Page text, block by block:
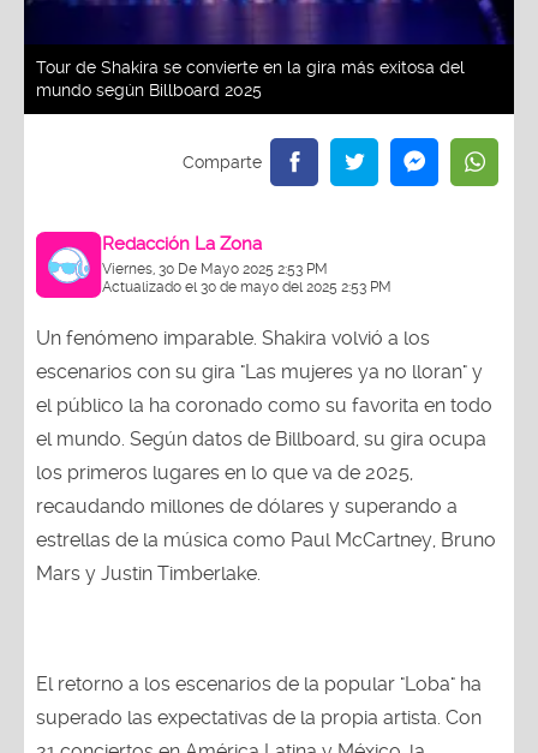
Tour de Shakira se convierte en la gira más exitosa del
mundo según Billboard 2025
Redacción La Zona
Viernes, 30 De Mayo 2025 2:53 PM
Actualizado el 30 de mayo del 2025 2:53 PM
Un fenómeno imparable. Shakira volvió a los
escenarios con su gira "Las mujeres ya no lloran" y
el público la ha coronado como su favorita en todo
el mundo. Según datos de Billboard, su gira ocupa
los primeros lugares en lo que va de 2025,
recaudando millones de dólares y superando a
estrellas de la música como Paul McCartney, Bruno
Mars y Justin Timberlake.
El retorno a los escenarios de la popular "Loba" ha
superado las expectativas de la propia artista. Con